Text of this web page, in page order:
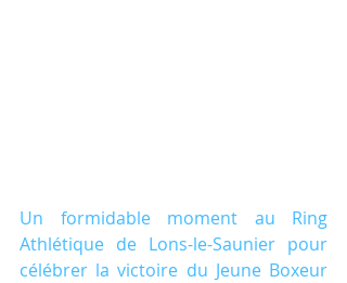
Un formidable moment au Ring
Athlétique de Lons-le-Saunier pour
célébrer la victoire du Jeune Boxeur